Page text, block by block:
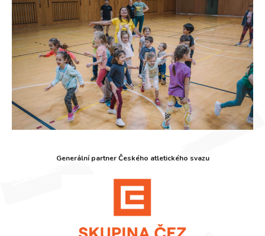
Generální partner Českého atletického svazu